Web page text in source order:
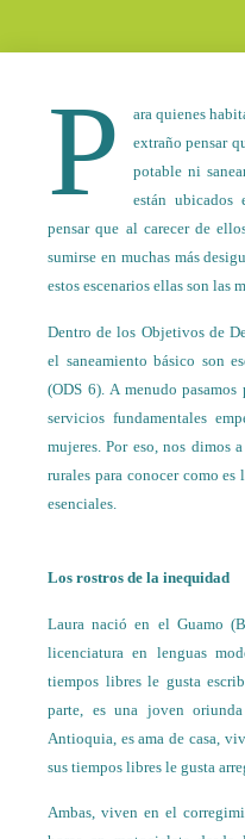
P
ara quienes
extraño pensar
potable ni
están ubicados
pensar que al carecer de
sumirse en muchas más
estos escenarios ellas son las
Dentro de los Objetivos de
el saneamiento básico son
(ODS 6). A menudo
servicios fundamentales
mujeres. Por eso, nos dimos
rurales para conocer como
esenciales.
Los rostros de la inequidad
Laura nació en el Guamo
licenciatura en lenguas
tiempos libres le gusta
parte, es una joven
Antioquia, es ama de casa,
sus tiempos libres le gusta
Ambas, viven en el